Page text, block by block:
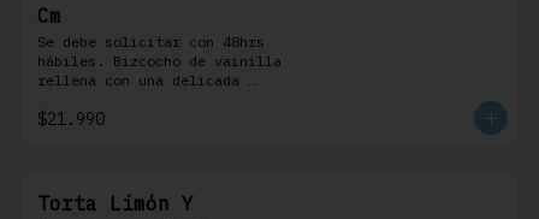
Cm
Se debe solicitar con 48hrs
hábiles. Bizcocho de vainilla
rellena con una delicada
de leche cubierta con nuestra
$21.990
Torta Limón Y